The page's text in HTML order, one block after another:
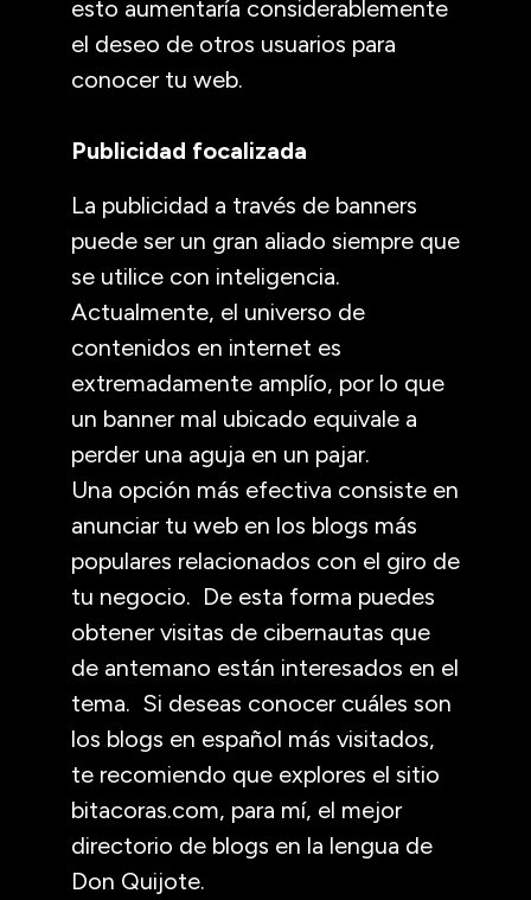
esto aumentaría considerablemente
el deseo de otros usuarios para
conocer tu web.
Publicidad focalizada
La publicidad a través de banners
puede ser un gran aliado siempre que
se utilice con inteligencia.
Actualmente, el universo de
contenidos en internet es
extremadamente amplío, por lo que
un banner mal ubicado equivale a
perder una aguja en un pajar.
Una opción más efectiva consiste en
anunciar tu web en los blogs más
populares relacionados con el giro de
tu negocio. De esta forma puedes
obtener visitas de cibernautas que
de antemano están interesados en el
tema. Si deseas conocer cuáles son
los blogs en español más visitados,
te recomiendo que explores el sitio
bitacoras.com, para mí, el mejor
directorio de blogs en la lengua de
Don Quijote.